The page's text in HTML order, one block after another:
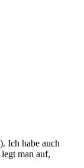
Ich habe auch
man auf,